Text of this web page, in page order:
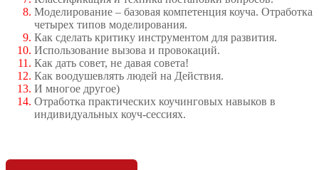
Моделирование – базовая компетенция коуча. Отработка
четырех типов моделирования.
Как сделать критику инструментом для развития.
Использование вызова и провокаций.
Как дать совет, не давая совета!
Как воодушевлять людей на Действия.
И многое другое)
Отработка практических коучинговых навыков в
индивидуальных коуч-сессиях.